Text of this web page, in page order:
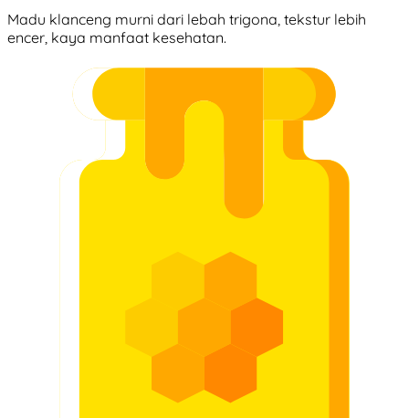
Madu klanceng murni dari lebah trigona, tekstur lebih
encer, kaya manfaat kesehatan.